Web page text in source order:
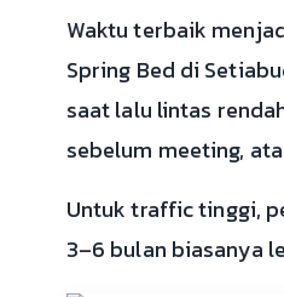
Waktu terbaik
Spring Bed di
saat lalu lintas
sebelum meeting,
Untuk traffic tinggi,
3–6 bulan biasanya